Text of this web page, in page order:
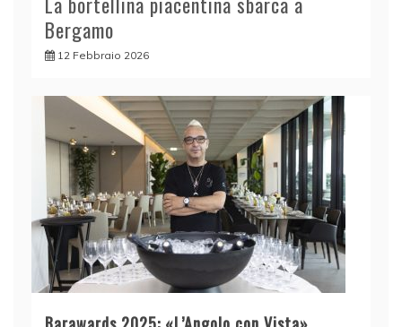
Bergamo
12 Febbraio 2026